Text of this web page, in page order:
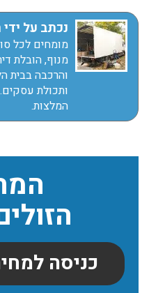
כניסה
נכתב על
מומחים לכל
מנוף, הובלת
והרכבה בבית
ותכולת
המלצות.